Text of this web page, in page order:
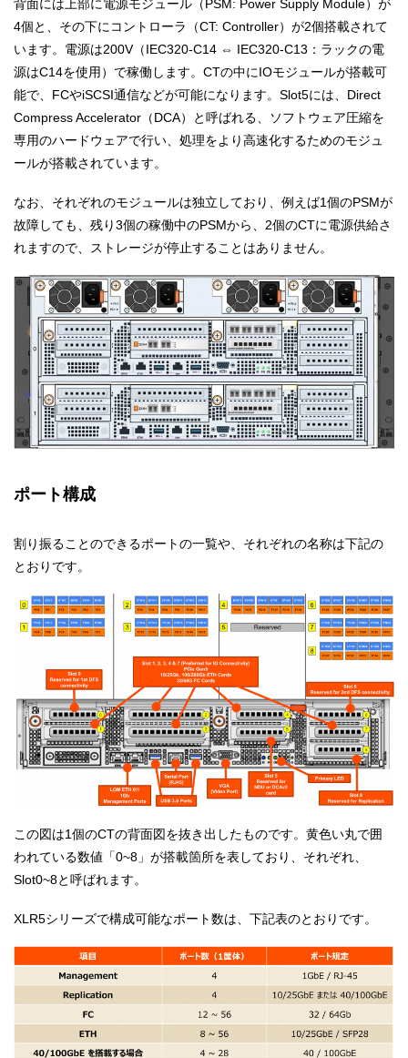
背面には上部に電源モジュール（PSM: Power Supply Module）が
4個と、その下にコントローラ（CT: Controller）が2個搭載されて
います。電源は200V（IEC320-C14 ⇔ IEC320-C13：ラックの電
源はC14を使用）で稼働します。CTの中にIOモジュールが搭載可
能で、FCやiSCSI通信などが可能になります。Slot5には、Direct
Compress Accelerator（DCA）と呼ばれる、ソフトウェア圧縮を
専用のハードウェアで行い、処理をより高速化するためのモジュ
ールが搭載されています。
なお、それぞれのモジュールは独立しており、例えば1個のPSMが
故障しても、残り3個の稼働中のPSMから、2個のCTに電源供給さ
れますので、ストレージが停止することはありません。
ポート構成
割り振ることのできるポートの一覧や、それぞれの名称は下記の
とおりです。
この図は1個のCTの背面図を抜き出したものです。黄色い丸で囲
われている数値「0~8」が搭載箇所を表しており、それぞれ、
Slot0~8と呼ばれます。
XLR5シリーズで構成可能なポート数は、下記表のとおりです。